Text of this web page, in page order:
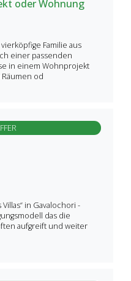
oder Wohnung
Familie aus
einer passenden
in einem Wohnprojekt
od
in Gavalochori -
das die
aufgreift und weiter